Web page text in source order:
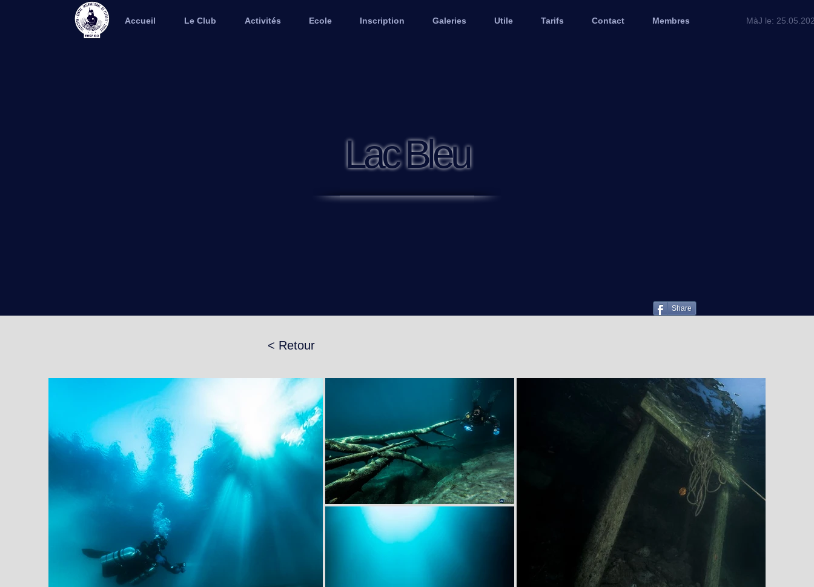
Accueil Le Club Activités Ecole Inscription Galeries Utile Tarifs Contact Membres MàJ le:
Lac Bleu
Share
< Retour